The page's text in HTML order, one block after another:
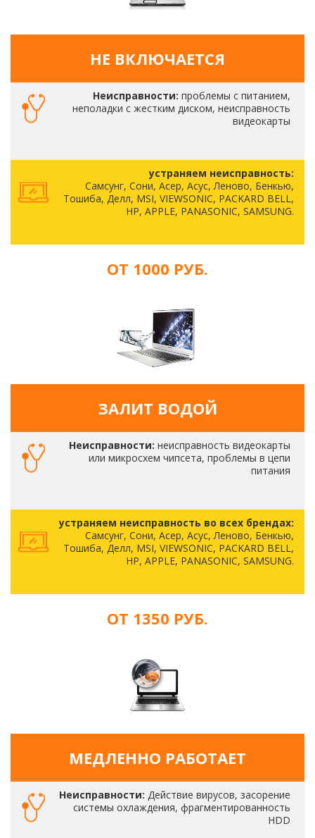
НЕ ВКЛЮЧАЕТСЯ
Неисправности: проблемы с питанием,
неполадки с жестким диском, неисправность
видеокарты
устраняем неисправность:
Самсунг, Сони, Асер, Асус, Леново, Бенкью,
Тошиба, Делл, MSI, VIEWSONIC, PACKARD BELL,
HP, APPLE, PANASONIC, SAMSUNG.
ОТ 1000 РУБ.
ЗАЛИТ ВОДОЙ
Неисправности: неисправность видеокарты
или микросхем чипсета, проблемы в цепи
питания
устраняем неисправность во всех брендах:
Самсунг, Сони, Асер, Асус, Леново, Бенкью,
Тошиба, Делл, MSI, VIEWSONIC, PACKARD BELL,
HP, APPLE, PANASONIC, SAMSUNG.
ОТ 1350 РУБ.
МЕДЛЕННО РАБОТАЕТ
Неисправности: Действие вирусов, засорение
системы охлаждения, фрагментированность
HDD